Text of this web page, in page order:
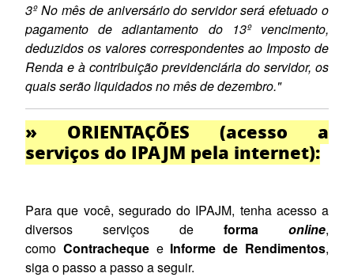
3º No mês de aniversário do servidor será efetuado o
pagamento de adiantamento do 13º vencimento,
deduzidos os valores correspondentes ao Imposto de
Renda e à contribuição previdenciária do servidor, os
quais serão liquidados no mês de dezembro."
» ORIENTAÇÕES (acesso a
serviços do IPAJM pela internet):
Para que você, segurado do IPAJM, tenha acesso a
diversos serviços de forma online,
como Contrachequee Informe de Rendimentos,
siga o passo a passo a seguir.